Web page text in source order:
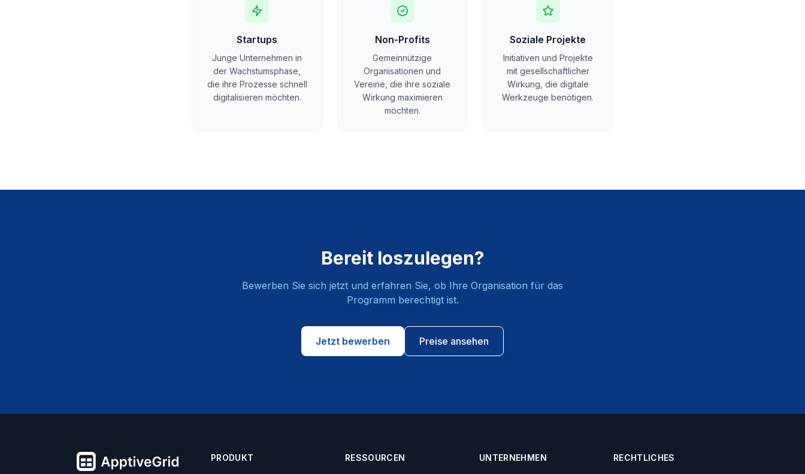
Startups
Junge Unternehmen in
der Wachstumsphase,
die ihre Prozesse schnell
digitalisieren möchten.
Non-Profits
Gemeinnützige
Organisationen und
Vereine, die ihre soziale
Wirkung maximieren
möchten.
Soziale Projekte
Initiativen und Projekte
mit gesellschaftlicher
Wirkung, die digitale
Werkzeuge benötigen.
Bereit loszulegen?
Bewerben Sie sich jetzt und erfahren Sie, ob Ihre Organisation für das
Programm berechtigt ist.
Jetzt bewerben Preise ansehen
PRODUKT RESSOURCEN UNTERNEHMEN RECHTLICHES